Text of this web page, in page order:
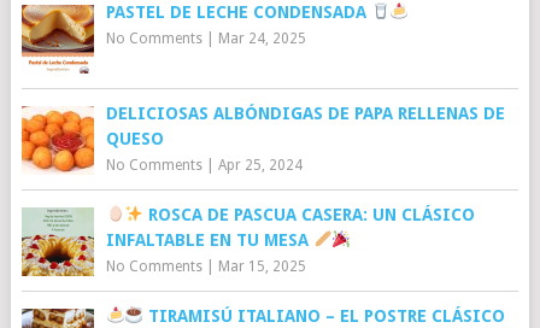
PASTEL DE LECHE CONDENSADA
No Comments| Mar 24, 2025
DELICIOSAS ALBÓNDIGAS DE PAPA RELLENAS DE
QUESO
No Comments| Apr 25, 2024
ROSCA DE PASCUA CASERA: UN CLÁSICO
INFALTABLE EN TU MESA
No Comments| Mar 15, 2025
TIRAMISÚ ITALIANO – EL POSTRE CLÁSICO